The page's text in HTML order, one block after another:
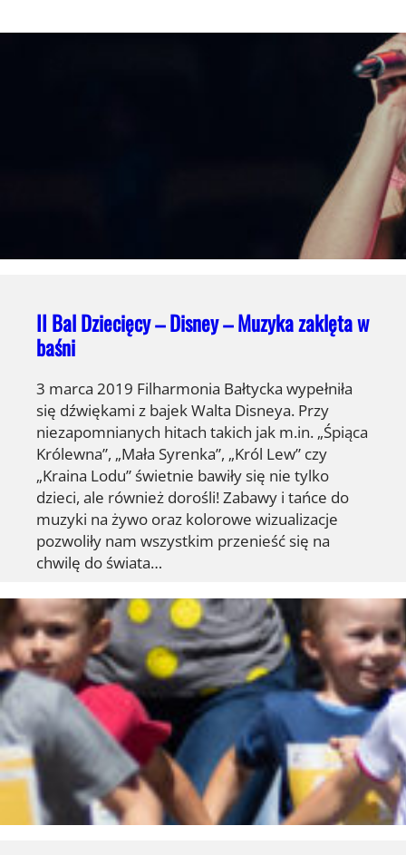
II Bal Dziecięcy – Disney – Muzyka zaklęta w
baśni
3 marca 2019 Filharmonia Bałtycka wypełniła
się dźwiękami z bajek Walta Disneya. Przy
niezapomnianych hitach takich jak m.in. „Śpiąca
Królewna”, „Mała Syrenka”, „Król Lew” czy
„Kraina Lodu” świetnie bawiły się nie tylko
dzieci, ale również dorośli! Zabawy i tańce do
muzyki na żywo oraz kolorowe wizualizacje
pozwoliły nam wszystkim przenieść się na
chwilę do świata…